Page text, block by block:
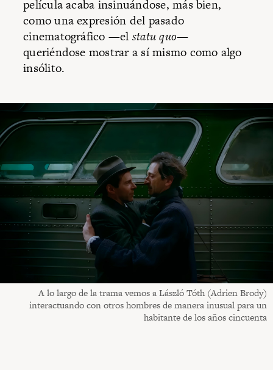
película acaba insinuándose, más bien,
como una expresión del pasado
cinematográfico —el statu quo—
queriéndose mostrar a sí mismo como algo
insólito.
A lo largo de la trama vemos a László Tóth (Adrien Brody)
interactuando con otros hombres de manera inusual para un
habitante de los años cincuenta